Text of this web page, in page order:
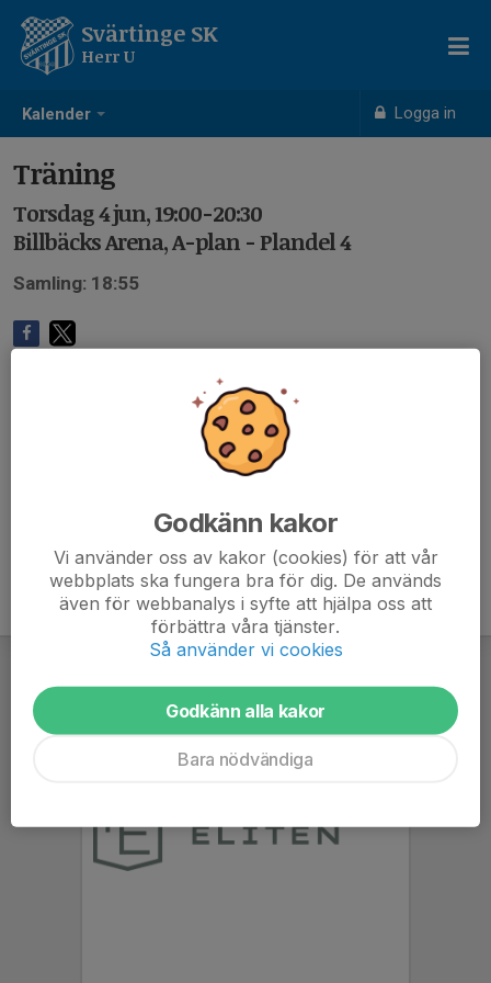
Kalender Logga in
Svärtinge SK
Herr U
Träning
Torsdag 4 jun, 19:00-20:30
Billbäcks Arena, A-plan - Plandel 4
Samling: 18:55
Godkänn kakor
Vi använder oss av kakor (cookies) för att vår
webbplats ska fungera bra för dig. De används
även för webbanalys i syfte att hjälpa oss att
förbättra våra tjänster.
Så använder vi cookies
Godkänn alla kakor
Bara nödvändiga